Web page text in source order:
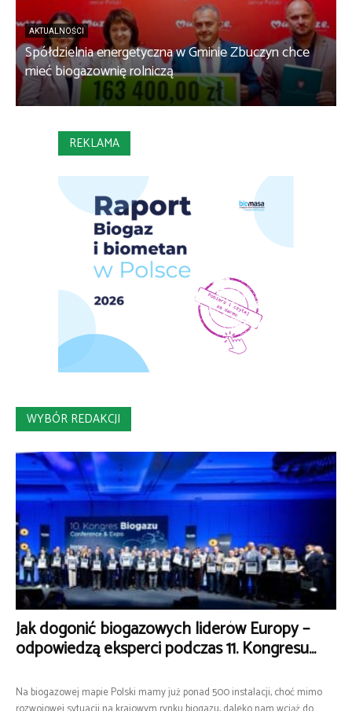
AKTUALNOŚCI
Spółdzielnia energetyczna w Gminie Zbuczyn chce
mieć biogazownię rolniczą
REKLAMA
WYBÓR REDAKCJI
Jak dogonić biogazowych liderów Europy –
odpowiedzą eksperci podczas 11. Kongresu...
Na biogazowej mapie Polski mamy już ponad 500 instalacji, choć mimo